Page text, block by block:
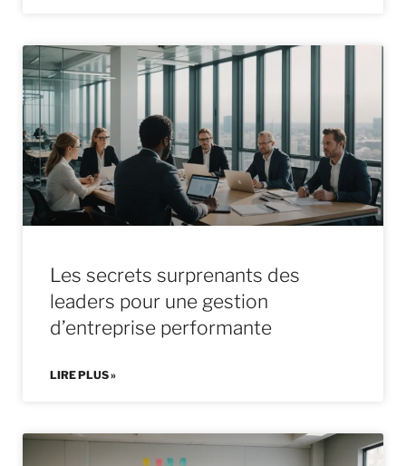
Les secrets surprenants des
leaders pour une gestion
d’entreprise performante
LIRE PLUS »